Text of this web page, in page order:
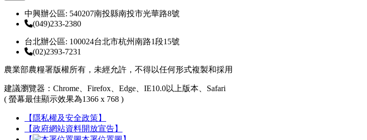
中興辦公區: 540207南投縣南投市光華路8號
(049)233-2380
台北辦公區: 100024台北市杭州南路1段15號
(02)2393-7231
農業部農糧署版權所有，未經允許，不得以任何形式複製和採用
建議瀏覽器：Chrome、Firefox、Edge、IE10.0以上版本、Safari
( 螢幕最佳顯示效果為1366 x 768 )
【隱私權及安全政策】
【政府網站資料開放宣告】